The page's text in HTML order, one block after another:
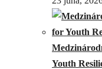
Youth